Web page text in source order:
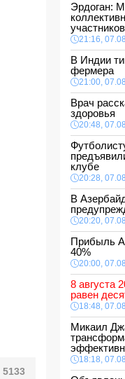
5133
Эрдоган:
участников
21:16,
В Индии
фермера
21:00,
Врач
здоровья
20:48,
клубе
20:28,
В
20:20,
Прибыль
40%
20:00,
8 августа
равен
18:48,
Микаил
18:18,